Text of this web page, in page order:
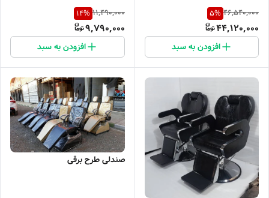
46,540,000
5%
44,120,000
افزودن به سبد
11,490,000
14%
9,790,000
افزودن به سبد
صندلی طرح برقی